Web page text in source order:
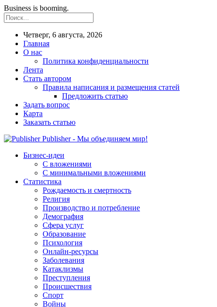
Business is booming.
Четверг, 6 августа, 2026
Главная
О нас
Политика конфиденциальности
Лента
Стать автором
Правила написания и размещения статей
Предложить статью
Задать вопрос
Карта
Заказать статью
Publisher - Мы объединяем мир!
Бизнес-идеи
С вложениями
С минимальными вложениями
Статистика
Рождаемость и смертность
Религия
Производство и потребление
Демография
Сфера услуг
Образование
Психология
Онлайн-ресурсы
Заболевания
Катаклизмы
Преступления
Происшествия
Спорт
Войны